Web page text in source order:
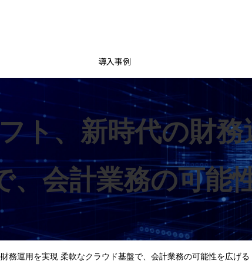
導入事例
ト、新時代の財
、会計業務の可能
務運用を実現 柔軟なクラウド基盤で、会計業務の可能性を広げる